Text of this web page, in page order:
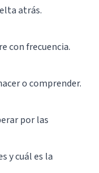
atrás.
con frecuencia.
o comprender.
por las
y cuál es la